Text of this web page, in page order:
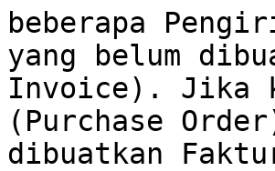
beberapa
yang belum
Invoice). Jika
(Purchase
dibuatkan